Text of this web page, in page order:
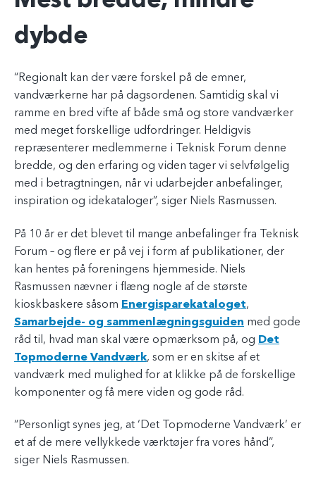
dybde
“Regionalt kan der være forskel på de emner,
vandværkerne har på dagsordenen. Samtidig skal vi
ramme en bred vifte af både små og store vandværker
med meget forskellige udfordringer. Heldigvis
repræsenterer medlemmerne i Teknisk Forum denne
bredde, og den erfaring og viden tager vi selvfølgelig
med i betragtningen, når vi udarbejder anbefalinger,
inspiration og idekataloger”, siger Niels Rasmussen.
På 10 år er det blevet til mange anbefalinger fra Teknisk
Forum – og flere er på vej i form af publikationer, der
kan hentes på foreningens hjemmeside. Niels
Rasmussen nævner i flæng nogle af de største
kioskbaskere såsom Energisparekataloget,
Samarbejde- og sammenlægningsguiden med gode
råd til, hvad man skal være opmærksom på, og Det
Topmoderne Vandværk, som er en skitse af et
vandværk med mulighed for at klikke på de forskellige
komponenter og få mere viden og gode råd.
“Personligt synes jeg, at ‘Det Topmoderne Vandværk’ er
et af de mere vellykkede værktøjer fra vores hånd”,
siger Niels Rasmussen.